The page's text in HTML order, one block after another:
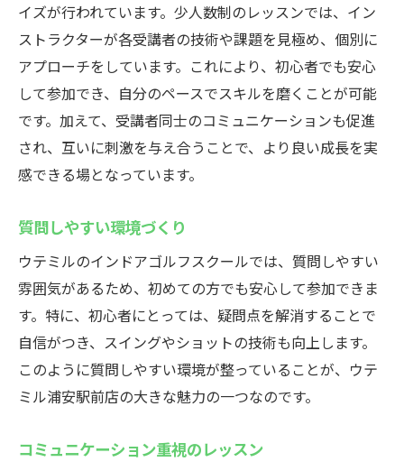
イズが行われています。少人数制のレッスンでは、イン
ストラクターが各受講者の技術や課題を見極め、個別に
アプローチをしています。これにより、初心者でも安心
して参加でき、自分のペースでスキルを磨くことが可能
です。加えて、受講者同士のコミュニケーションも促進
され、互いに刺激を与え合うことで、より良い成長を実
感できる場となっています。
質問しやすい環境づくり
ウテミルのインドアゴルフスクールでは、質問しやすい
雰囲気があるため、初めての方でも安心して参加できま
す。特に、初心者にとっては、疑問点を解消することで
自信がつき、スイングやショットの技術も向上します。
このように質問しやすい環境が整っていることが、ウテ
ミル浦安駅前店の大きな魅力の一つなのです。
コミュニケーション重視のレッスン